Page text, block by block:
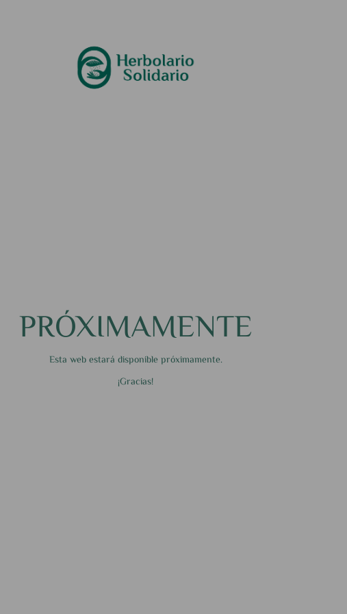
PRÓXIMAMENTE
Esta web estará disponible próximamente.
¡Gracias!